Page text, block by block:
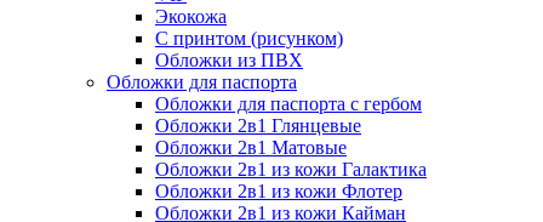
Экокожа
С принтом (рисунком)
Обложки из ПВХ
Обложки для паспорта
Обложки для паспорта с гербом
Обложки 2в1 Глянцевые
Обложки 2в1 Матовые
Обложки 2в1 из кожи Галактика
Обложки 2в1 из кожи Флотер
Обложки 2в1 из кожи Кайман